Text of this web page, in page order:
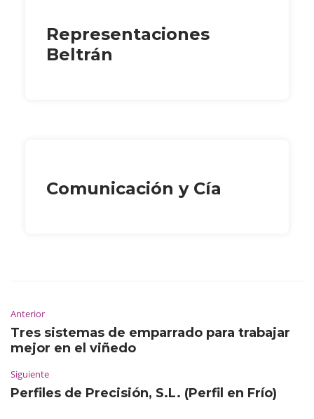
Representaciones
Beltrán
Comunicación y Cía
Anterior
Tres sistemas de emparrado para trabajar
mejor en el viñedo
Siguiente
Perfiles de Precisión, S.L. (Perfil en Frío)